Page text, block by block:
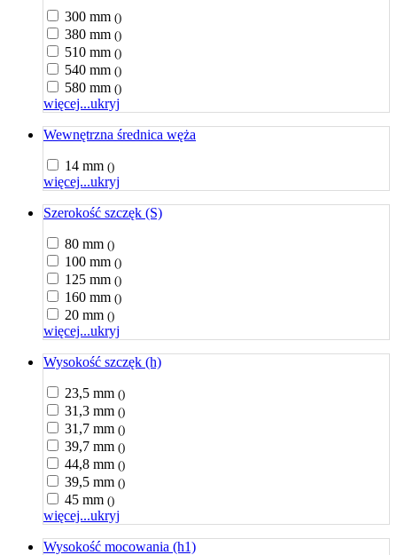
300 mm ()
380 mm ()
510 mm ()
540 mm ()
580 mm ()
więcej...ukryj
Wewnętrzna średnica węża
14 mm ()
więcej...ukryj
Szerokość szczęk (S)
80 mm ()
100 mm ()
125 mm ()
160 mm ()
20 mm ()
więcej...ukryj
Wysokość szczęk (h)
23,5 mm ()
31,3 mm ()
31,7 mm ()
39,7 mm ()
44,8 mm ()
39,5 mm ()
45 mm ()
więcej...ukryj
Wysokość mocowania (h1)